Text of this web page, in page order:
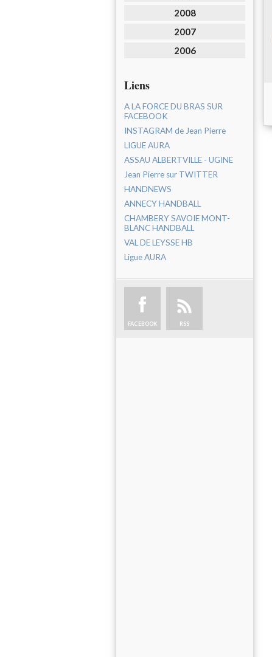
2008
2007
2006
Liens
A LA FORCE DU BRAS SUR
FACEBOOK
INSTAGRAM de Jean Pierre
LIGUE AURA
ASSAU ALBERTVILLE - UGINE
Jean Pierre sur TWITTER
HANDNEWS
ANNECY HANDBALL
CHAMBERY SAVOIE MONT-
BLANC HANDBALL
VAL DE LEYSSE HB
Ligue AURA
FACEBOOK RSS